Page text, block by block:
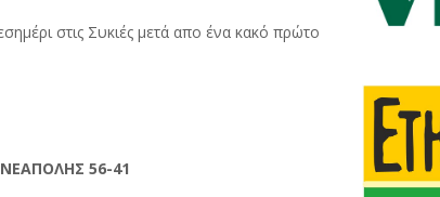
στις Συκιές μετά απο ένα κακό πρώτο
56-41